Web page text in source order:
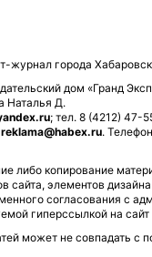
журнал города
дом «Гранд
Наталья Д.
; тел. 8 (4212) 47-
reklama@habex.ru.
либо копирование
сайта, элементов
согласования с
гиперссылкой на
может не совпадать с